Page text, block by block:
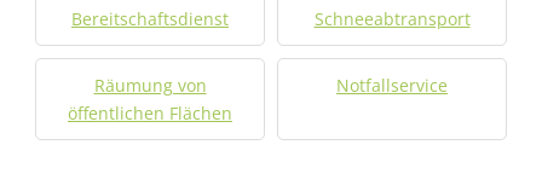
Bereitschaftsdienst Schneeabtransport
Räumung von
öffentlichen Flächen
Notfallservice